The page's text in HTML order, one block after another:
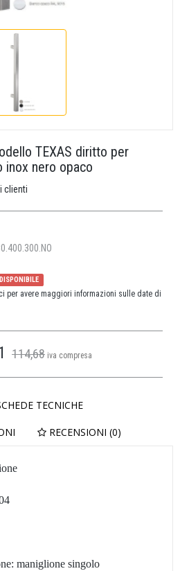
TEXAS diritto per
inox nero opaco
clienti
per avere maggiori informazioni sulle date di
114,68 iva compresa
TECNICHE
RECENSIONI (0)
maniglione singolo